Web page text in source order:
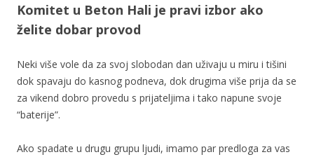
Komitet u Beton Hali je pravi izbor ako
želite dobar provod
Neki više vole da za svoj slobodan dan uživaju u miru i tišini
dok spavaju do kasnog podneva, dok drugima više prija da se
za vikend dobro provedu s prijateljima i tako napune svoje
“baterije”.
Ako spadate u drugu grupu ljudi, imamo par predloga za vas